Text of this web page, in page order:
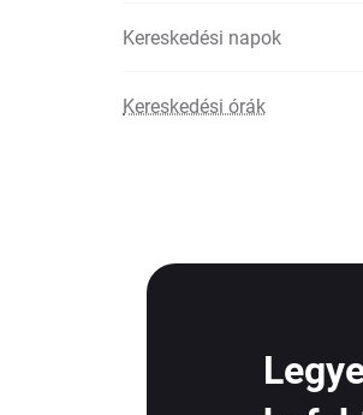
Kereskedési napok
Kereskedési órák